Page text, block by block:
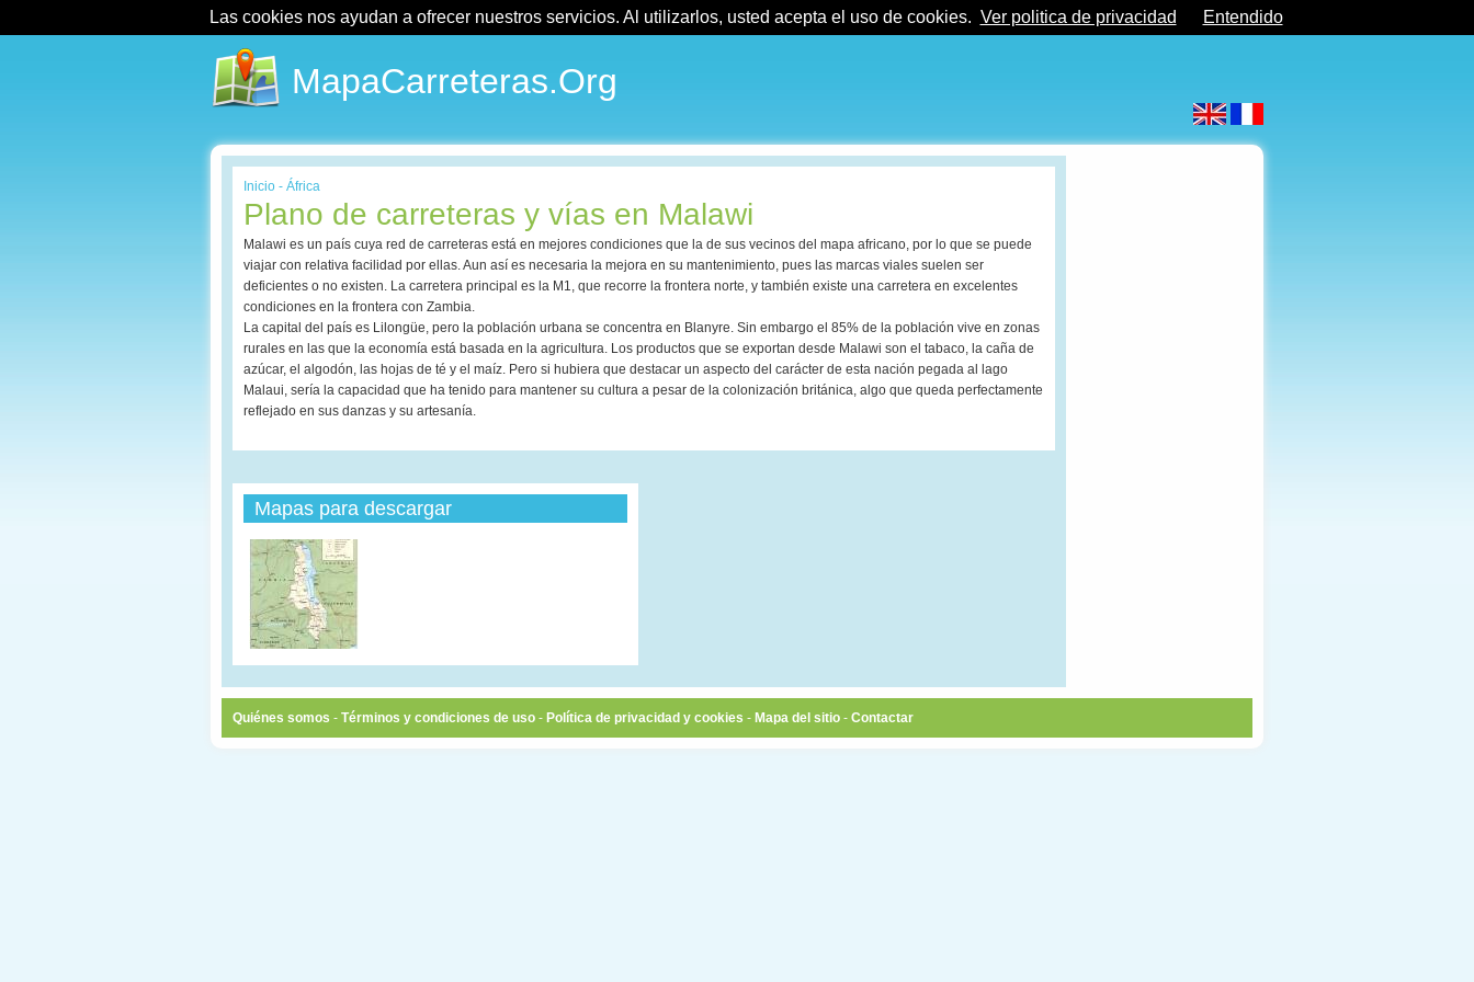
MapaCarreteras.Org
Inicio - África
Plano de carreteras y vías en Malawi
Malawi es un país cuya red de carreteras está en mejores condiciones que la de sus vecinos del mapa africano, por lo que se puede
viajar con relativa facilidad por ellas. Aun así es necesaria la mejora en su mantenimiento, pues las marcas viales suelen ser
deficientes o no existen. La carretera principal es la M1, que recorre la frontera norte, y también existe una carretera en excelentes
condiciones en la frontera con Zambia.
La capital del país es Lilongüe, pero la población urbana se concentra en Blanyre. Sin embargo el 85% de la población vive en zonas
rurales en las que la economía está basada en la agricultura. Los productos que se exportan desde Malawi son el tabaco, la caña de
azúcar, el algodón, las hojas de té y el maíz. Pero si hubiera que destacar un aspecto del carácter de esta nación pegada al lago
Malaui, sería la capacidad que ha tenido para mantener su cultura a pesar de la colonización británica, algo que queda perfectamente
reflejado en sus danzas y su artesanía.
Mapas para descargar
Quiénes somos - Términos y condiciones de uso - Política de privacidad y cookies - Mapa del sitio - Contactar
Las cookies nos ayudan a ofrecer nuestros servicios. Al utilizarlos, usted acepta el uso de cookies. Ver politica de privacidad Entendido